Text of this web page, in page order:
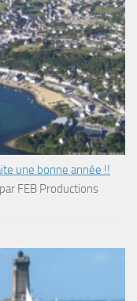
une bonne année !!
FEB Productions